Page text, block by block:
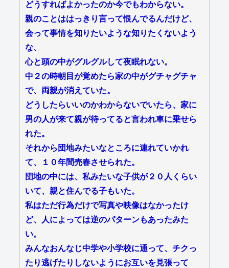
どうすればよかったのか今でもわからない。
親のことははっきり言って恨んでるんだけど、
会って事情を知りたいような知りたくないよう
な、
心と頭の中がグルグルして夜眠れない。
中２の時朝目が覚めたら家の中がグチャグチャ
で、両親が消えていた。
どうしたらいいのかわからないでいたら、家に
男の人が来て親が待ってると言われ車に乗せら
れた。
それから団地みたいなところに連れていかれ
て、１０年間売春させられた。
団地の中には、私みたいな子供が２０人くらい
いて、親と住んでる子もいた。
私はただ行為だけで写真や映像はなかったけ
ど、人によっては逆のパターンもあったみた
い。
みんなおんなじ中学や小学校に通って、チクっ
たり逃げたりしないようにお互いを見張って